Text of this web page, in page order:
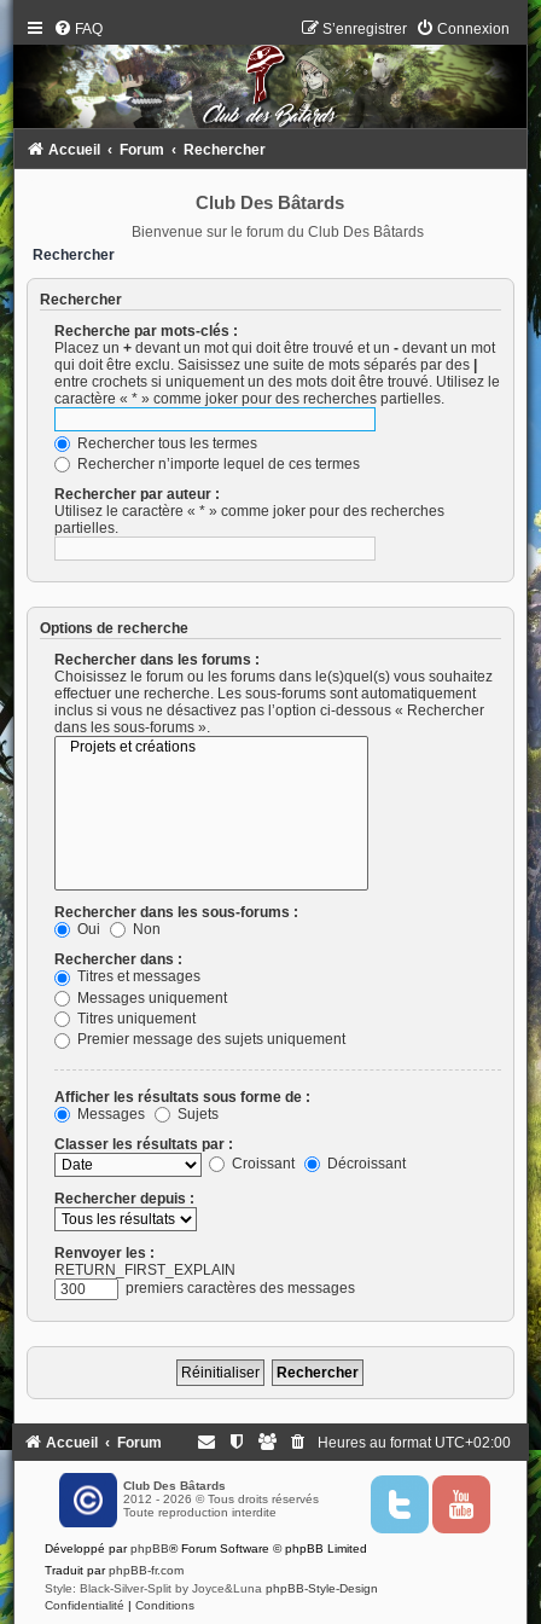
FAQ Connexion
S’enregistrer
Accueil Forum Rechercher
Club Des Bâtards
Bienvenue sur le forum du Club Des Bâtards
Rechercher
Rechercher
Recherche par mots-clés :
Placez un +devant un mot qui doit être trouvé et un -devant un mot
qui doit être exclu. Saisissez une suite de mots séparés par des |
entre crochets si uniquement un des mots doit être trouvé. Utilisez le
caractère « * » comme joker pour des recherches partielles.
Rechercher tous les termes
Rechercher n’importe lequel de ces termes
Rechercher par auteur :
Utilisez le caractère « * » comme joker pour des recherches
partielles.
Options de recherche
Rechercher dans les forums :
Choisissez le forum ou les forums dans le(s)quel(s) vous souhaitez
effectuer une recherche. Les sous-forums sont automatiquement
inclus si vous ne désactivez pas l’option ci-dessous « Rechercher
dans les sous-forums ».
Rechercher dans les sous-forums :
Oui
Non
Rechercher dans :
Titres et messages
Messages uniquement
Titres uniquement
Premier message des sujets uniquement
Afficher les résultats sous forme de :
Messages
Sujets
Classer les résultats par :
Croissant
Décroissant
Rechercher depuis :
Renvoyer les :
RETURN_FIRST_EXPLAIN
premiers caractères des messages
Accueil Forum Heures au format UTC+02:00
Club Des Bâtards
2012 - 2026 © Tous droits réservés
Toute reproduction interdite
T
i
Y
u
Développé parphpBB® Forum Software © phpBB Limited
Traduit parphpBB-fr.com
Style: Black-Silver-Split by Joyce&Luna phpBB-Style-Design
Confidentialité | Conditions